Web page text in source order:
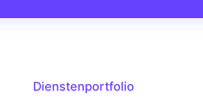
Dienstenportfolio